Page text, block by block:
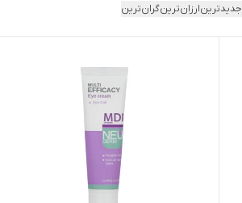
جدیدترینارزان‌ترینگران‌ترین